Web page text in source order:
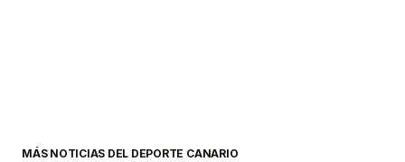
MÁS NOTICIAS DEL DEPORTE CANARIO